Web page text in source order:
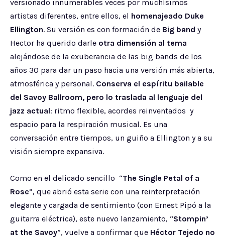
versionado innumerables veces por muchísimos
artistas diferentes, entre ellos, el homenajeado Duke
Ellington. Su versión es con formación de Big band y
Hector ha querido darle otra dimensión al tema
alejándose de la exuberancia de las big bands de los
años 30 para dar un paso hacia una versión más abierta,
atmosférica y personal. Conserva el espíritu bailable
del Savoy Ballroom, pero lo traslada al lenguaje del
jazz actual: ritmo flexible, acordes reinventados y
espacio para la respiración musical. Es una
conversación entre tiempos, un guiño a Ellington y a su
visión siempre expansiva.
Como en el delicado sencillo “The Single Petal of a
Rose”, que abrió esta serie con una reinterpretación
elegante y cargada de sentimiento (con Ernest Pipó a la
guitarra eléctrica), este nuevo lanzamiento, “Stompin’
at the Savoy”, vuelve a confirmar que Héctor Tejedo no